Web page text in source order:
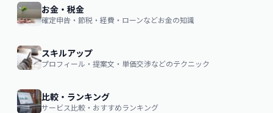
お金・税金
確定申告・節税・経費・ローンなどお金の知識
スキルアップ
プロフィール・提案文・単価交渉などのテクニック
比較・ランキング
サービス比較・おすすめランキング